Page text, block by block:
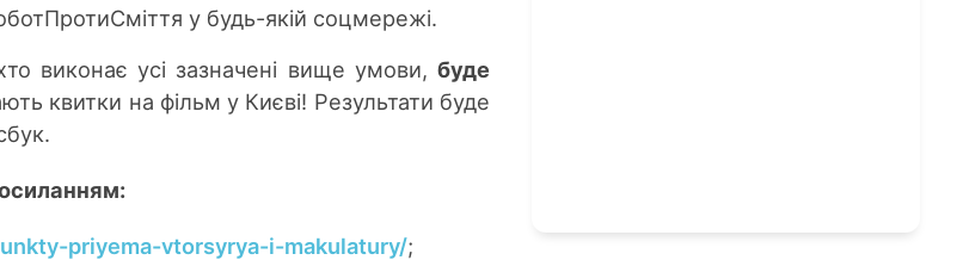
у будь-якій соцмережі.
виконає усі зазначені вище умови, буде
квитки на фільм у Києві! Результати буде
priyema-vtorsyrya-i-makulatury/;